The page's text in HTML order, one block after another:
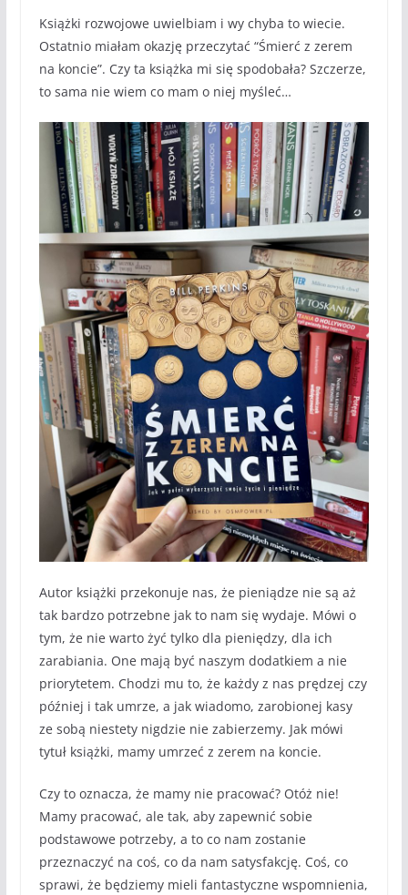
Książki rozwojowe uwielbiam i wy chyba to wiecie.
Ostatnio miałam okazję przeczytać “Śmierć z zerem
na koncie”. Czy ta książka mi się spodobała? Szczerze,
to sama nie wiem co mam o niej myśleć…
Autor książki przekonuje nas, że pieniądze nie są aż
tak bardzo potrzebne jak to nam się wydaje. Mówi o
tym, że nie warto żyć tylko dla pieniędzy, dla ich
zarabiania. One mają być naszym dodatkiem a nie
priorytetem. Chodzi mu to, że każdy z nas prędzej czy
później i tak umrze, a jak wiadomo, zarobionej kasy
ze sobą niestety nigdzie nie zabierzemy. Jak mówi
tytuł książki, mamy umrzeć z zerem na koncie.
Czy to oznacza, że mamy nie pracować? Otóż nie!
Mamy pracować, ale tak, aby zapewnić sobie
podstawowe potrzeby, a to co nam zostanie
przeznaczyć na coś, co da nam satysfakcję. Coś, co
sprawi, że będziemy mieli fantastyczne wspomnienia,